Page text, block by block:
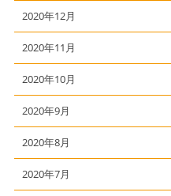
2020年12月
2020年11月
2020年10月
2020年9月
2020年8月
2020年7月